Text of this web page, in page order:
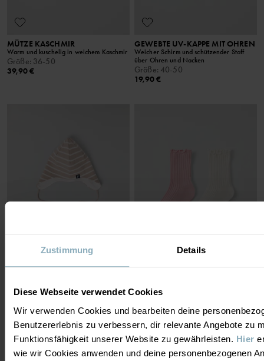
Zustimmung Details
Diese Webseite verwendet Cookies
Wir verwenden Cookies und bearbeiten deine
Benutzererlebnis zu verbessern, dir relevante Angebote zu
Funktionsfähigkeit unserer Website zu gewährleisten. Hier
wie wir Cookies anwenden und deine personenbezogenen
MÜTZE KASCHMIR
Warm und kuschelig in weichem Kaschmir
Größe: 36-50
39,90 €
GEWEBTE UV-KAPPE MIT OHREN
Weicher Schirm und schützender Stoff
über Ohren und Nacken
Größe: 40-50
19,90 €
Größe:40-50
Größe:10-33
3 FÜR 2